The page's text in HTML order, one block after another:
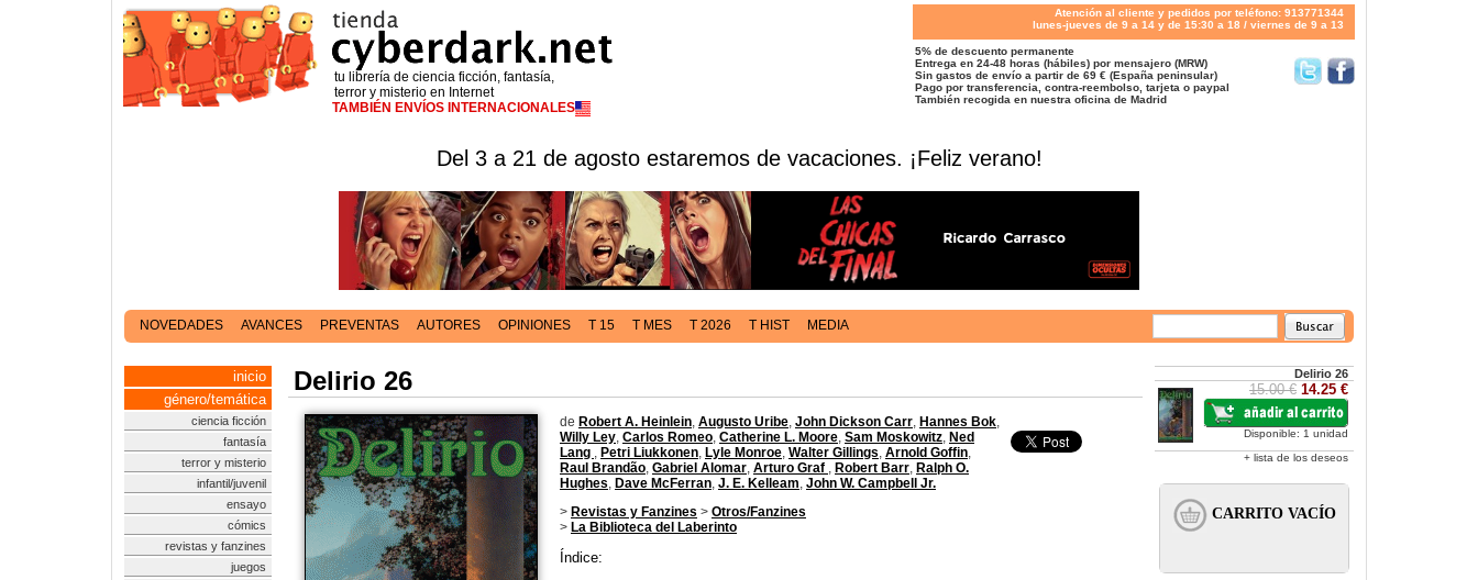
tu librería de ciencia ficción, fantasía,
terror y misterio en Internet
TAMBIÉN ENVÍOS INTERNACIONALES
Atención al cliente y pedidos por teléfono: 913771344
lunes-jueves de 9 a 14 y de 15:30 a 18 / viernes de 9 a 13
5% de descuento permanente
Entrega en 24-48 horas (hábiles) por mensajero (MRW)
Sin gastos de envío a partir de 69 € (España peninsular)
Pago por transferencia, contra-reembolso, tarjeta o paypal
También recogida en nuestra oficina de Madrid
Del 3 a 21 de agosto estaremos de vacaciones. ¡Feliz verano!
NOVEDADES AVANCES PREVENTAS AUTORES OPINIONES T 15 T MES T 2026 T HIST MEDIA
inicio
género/temática
ciencia ficción
fantasía
terror y misterio
infantil/juvenil
ensayo
cómics
revistas y fanzines
juegos
Delirio 26
de Robert A. Heinlein, Augusto Uribe, John Dickson Carr, Hannes Bok,
Willy Ley, Carlos Romeo, Catherine L. Moore, Sam Moskowitz, Ned
Lang , Petri Liukkonen, Lyle Monroe, Walter Gillings, Arnold Goffin,
Raul Brandão, Gabriel Alomar, Arturo Graf , Robert Barr, Ralph O.
Hughes, Dave McFerran, J. E. Kelleam, John W. Campbell Jr.
> Revistas y Fanzines > Otros/Fanzines
> La Biblioteca del Laberinto
Índice:
Delirio 26
15.00 € 14.25 €
Disponible: 1 unidad
+ lista de los deseos